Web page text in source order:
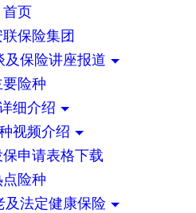
首页
保险集团
及保险讲座报道
要险种
细介绍
视频介绍
申请表格下载
点险种
及法定健康保险